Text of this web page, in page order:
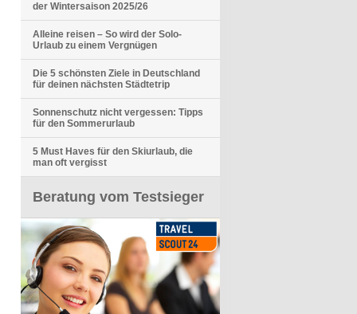
der Wintersaison 2025/26
Alleine reisen – So wird der Solo-
Urlaub zu einem Vergnügen
Die 5 schönsten Ziele in Deutschland
für deinen nächsten Städtetrip
Sonnenschutz nicht vergessen: Tipps
für den Sommerurlaub
5 Must Haves für den Skiurlaub, die
man oft vergisst
Beratung vom Testsieger